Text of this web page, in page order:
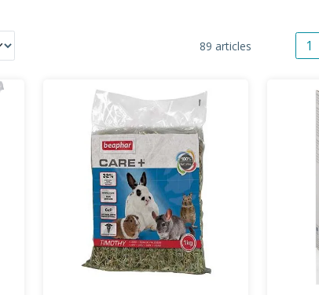
89 articles 1